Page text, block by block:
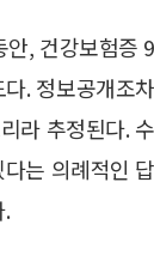
, 건강보험증 9
. 정보공개조차
라 추정된다. 수
는 의례적인 답
.